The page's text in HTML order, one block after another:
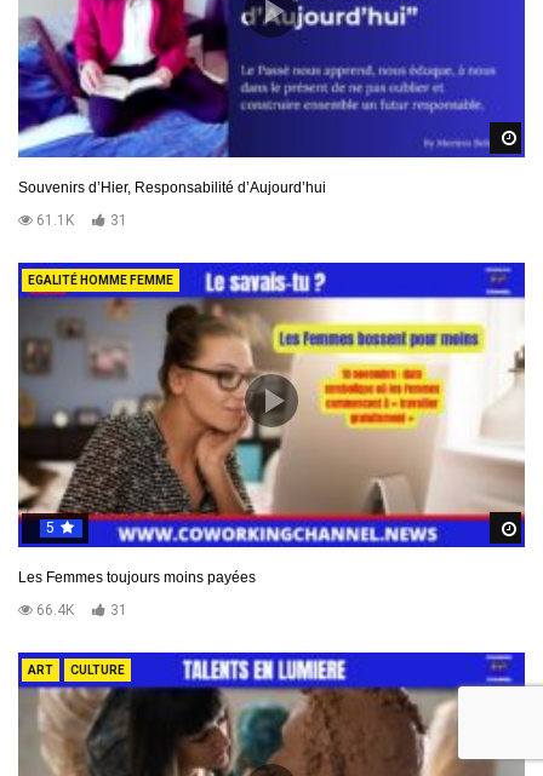
Souvenirs d’Hier, Responsabilité d’Aujourd’hui
61.1K
31
EGALITÉ HOMME FEMME
5
Les Femmes toujours moins payées
66.4K
31
ART CULTURE